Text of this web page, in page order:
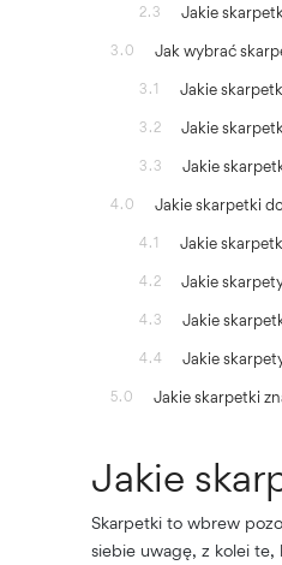
2.3 Jakie
3.0 Jak wybrać
3.1 Jakie
3.2 Jakie
3.3 Jakie
4.0 Jakie skarpetki
4.1 Jakie
4.2 Jakie
4.3 Jakie
4.4 Jakie
5.0 Jakie skarpetki
Jakie
Skarpetki to wbrew
siebie uwagę, z kolei te,